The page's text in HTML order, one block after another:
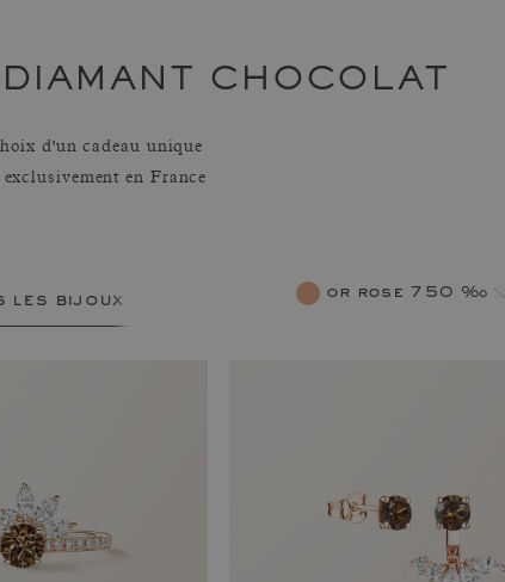
CHOCOLAT
d'un cadeau unique
en France
les bijoux femme or rose 750 ‰